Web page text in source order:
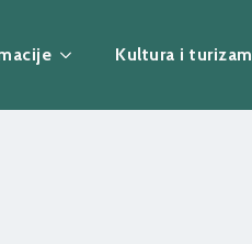
Kultura i turizam